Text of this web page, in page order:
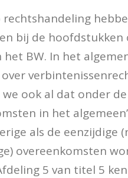
rechtshandeling
bij de hoofdstukken
het BW. In het
we ook al dat onder de
in het
als de eenzijdige
overeenkomsten
5 van titel 5